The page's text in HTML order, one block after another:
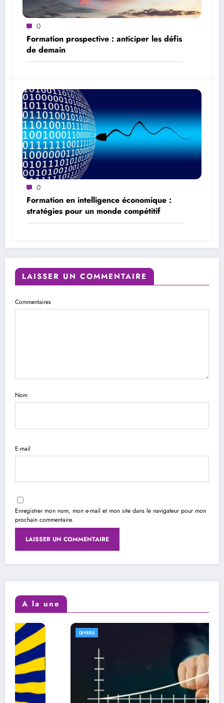
0
Formation prospective : anticiper les défis
de demain
0
Formation en intelligence économique :
stratégies pour un monde compétitif
LAISSER UN COMMENTAIRE
Commentaires
Nom
E-mail
Enregistrer mon nom, mon e-mail et mon site dans le navigateur pour mon
prochain commentaire.
A la une
DIVERS